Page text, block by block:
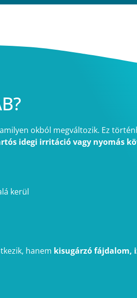
okból megváltozik. Ez
idegi irritáció vagy nyomás
kerül
hanem kisugárzó fájdalom,